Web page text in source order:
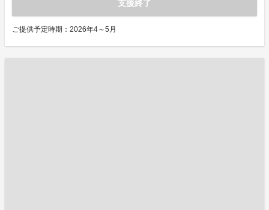
支援終了
ご提供予定時期：2026年4～5月